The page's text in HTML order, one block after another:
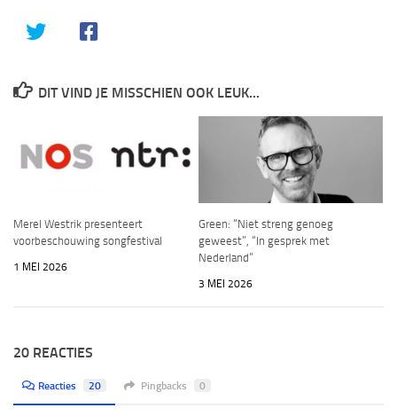
DIT VIND JE MISSCHIEN OOK LEUK...
Merel Westrik presenteert
voorbeschouwing songfestival
1 MEI 2026
Green: “Niet streng genoeg
geweest”, “In gesprek met
Nederland”
3 MEI 2026
20 REACTIES
Reacties 20 Pingbacks 0